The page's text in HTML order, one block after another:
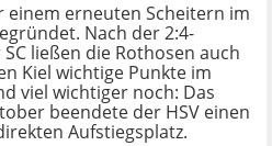
einem erneuten Scheitern im
Nach der 2:4-
ließen die Rothosen auch
Kiel wichtige Punkte im
viel wichtiger noch: Das
beendete der HSV einen
Aufstiegsplatz.